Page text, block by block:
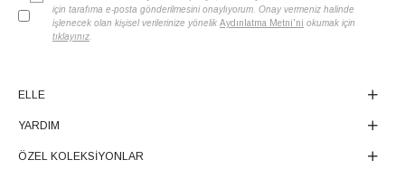
için tarafıma e-posta gönderilmesini onaylıyorum. Onay vermeniz halinde
işlenecek olan kişisel verilerinize yönelik Aydınlatma Metni'ni okumak için
tıklayınız
ELLE
YARDIM
ÖZEL KOLEKSİYONLAR